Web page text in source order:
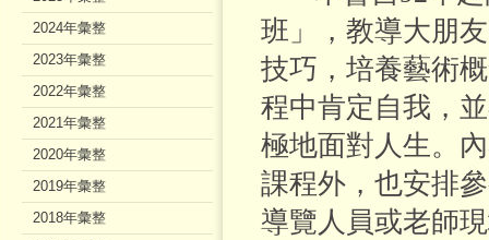
班」，教導大朋
技巧，培養藝術
程中肯定自我，
極地面對人生。
課程外，也安排
導覽人員或老師
2024年彙整
2023年彙整
2022年彙整
2021年彙整
2020年彙整
2019年彙整
2018年彙整